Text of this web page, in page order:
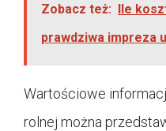
Zobacz też: Ile
prawdziwa impreza
Wartościowe
rolnej można